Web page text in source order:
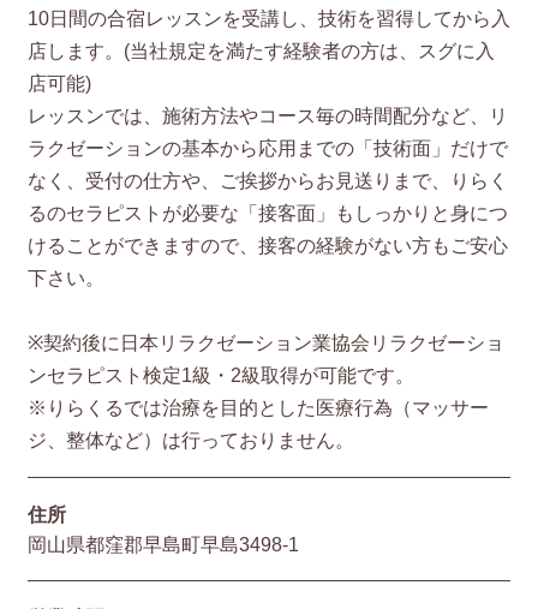
10日間の合宿レッスンを受講し、技術を習得してから入
店します。(当社規定を満たす経験者の方は、スグに入
店可能)
レッスンでは、施術方法やコース毎の時間配分など、リ
ラクゼーションの基本から応用までの「技術面」だけで
なく、受付の仕方や、ご挨拶からお見送りまで、りらく
るのセラピストが必要な「接客面」もしっかりと身につ
けることができますので、接客の経験がない方もご安心
下さい。
※契約後に日本リラクゼーション業協会リラクゼーショ
ンセラピスト検定1級・2級取得が可能です。
※りらくるでは治療を目的とした医療行為（マッサー
ジ、整体など）は行っておりません。
住所
岡山県都窪郡早島町早島3498-1